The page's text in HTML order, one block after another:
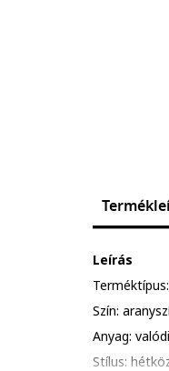
Leírás
Szín:
Anyag:
Stílus: